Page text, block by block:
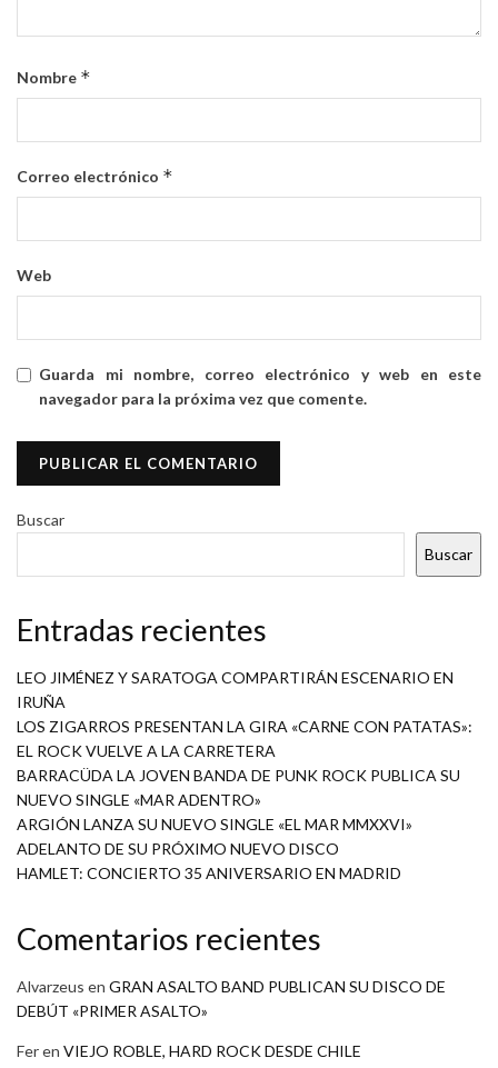
Nombre *
Correo electrónico *
Web
Guarda mi nombre, correo electrónico y web en este
navegador para la próxima vez que comente.
Buscar
Buscar
Entradas recientes
LEO JIMÉNEZ Y SARATOGA COMPARTIRÁN ESCENARIO EN
IRUÑA
LOS ZIGARROS PRESENTAN LA GIRA «CARNE CON PATATAS»:
EL ROCK VUELVE A LA CARRETERA
BARRACÜDA LA JOVEN BANDA DE PUNK ROCK PUBLICA SU
NUEVO SINGLE «MAR ADENTRO»
ARGIÓN LANZA SU NUEVO SINGLE «EL MAR MMXXVI»
ADELANTO DE SU PRÓXIMO NUEVO DISCO
HAMLET: CONCIERTO 35 ANIVERSARIO EN MADRID
Comentarios recientes
Alvarzeus en GRAN ASALTO BAND PUBLICAN SU DISCO DE
DEBÚT «PRIMER ASALTO»
Feren VIEJO ROBLE, HARD ROCK DESDE CHILE